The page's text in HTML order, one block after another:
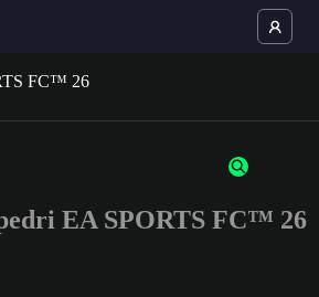
3 Zeichen oder Ziffern ein
EA SPORTS FC™ 26